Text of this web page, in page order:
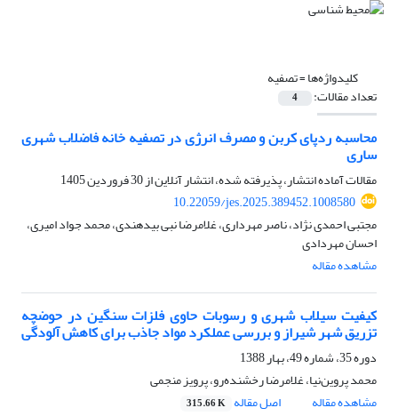
کلیدواژه‌ها =تصفیه
تعداد مقالات: 4
محاسبه ردپای کربن و مصرف انرژی در تصفیه خانه فاضلاب شهری
ساری
مقالات آماده انتشار، پذیرفته شده، انتشار آنلاین از30 فروردین 1405
10.22059/jes.2025.389452.1008580
مجتبی احمدی نژاد، ناصر مهرداری، غلامرضا نبی بیدهندی، محمد جواد امیری،
احسان مهردادی
مشاهده مقاله
کیفیت سیلاب شهری و رسوبات حاوی فلزات سنگین در حوضچه
تزریق شهر شیراز و بررسی عملکرد مواد جاذب برای کاهش آلودگی
دوره 35، شماره 49، بهار 1388
محمد پروین‌نیا، غلامرضا رخشنده‌رو، پرویز منجمی
مشاهده مقاله
اصل مقاله 315.66 K